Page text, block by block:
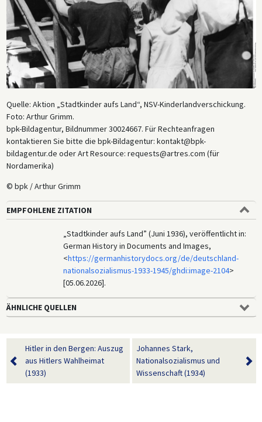
Quelle: Aktion „Stadtkinder aufs Land“, NSV-Kinderlandverschickung.
Foto: Arthur Grimm.
bpk-Bildagentur, Bildnummer 30024667. Für Rechteanfragen
kontaktieren Sie bitte die bpk-Bildagentur: kontakt@bpk-
bildagentur.de oder Art Resource: requests@artres.com (für
Nordamerika)
© bpk / Arthur Grimm
EMPFOHLENE ZITATION
„Stadtkinder aufs Land” (Juni 1936), veröffentlicht in:
German History in Documents and Images,
<https://germanhistorydocs.org/de/deutschland-
nationalsozialismus-1933-1945/ghdi:image-2104>
[05.06.2026].
ÄHNLICHE QUELLEN
Hitler in den Bergen: Auszug
aus Hitlers Wahlheimat
(1933)
Johannes Stark,
Nationalsozialismus und
Wissenschaft (1934)